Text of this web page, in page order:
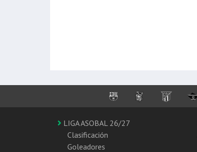
LIGA ASOBAL 26/27
Clasificación
Goleadores